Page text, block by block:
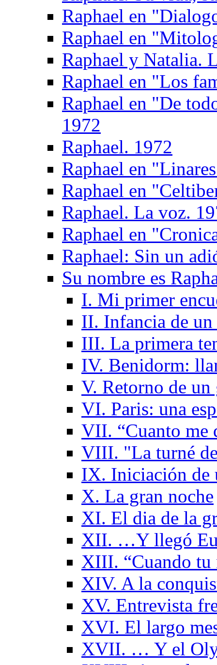
Raphael en
Raphael en
Raphael y Natalia.
Raphael en "Los
Raphael en "De
1972
Raphael. 1972
Raphael en
Raphael en
Raphael. La voz.
Raphael en
Raphael: Sin un
Su nombre es
I. Mi primer
II. Infancia de
III. La primera
IV. Benidorm:
V. Retorno de un
VI. Paris: una
VII. “Cuanto me
VIII. "La turné
IX. Iniciación de
X. La gran noche
XI. El dia de la
XII. …Y llegó
XIII. “Cuando tu
XIV. A la
XV. Entrevista
XVI. El largo
XVII. … Y el